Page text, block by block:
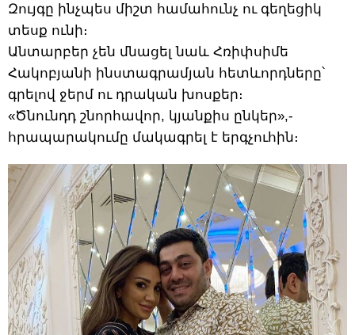
Զույգը ինչպես միշտ համահունչ ու գեղեցիկ
տեսք ունի։
Անտարբեր չեն մնացել նաև Հռիփսիմե
Հակոբյանի ինստագրամյան հետևորդները՝
գրելով ջերմ ու դրական խոսքեր։
«Ծնունդդ շնորհավոր, կյանքիս ընկեր»,-
հրապարակումը մակագրել է երգչուհին։